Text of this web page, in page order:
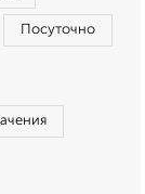
Посуточно